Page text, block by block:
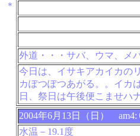
＊
外道・・・サバ、ウマ、メ
今日は、イサキアカイカの
カぽつぽつあがる。。イカ
日、祭日は午後便こませハ
2004年6月13日（日）
水温－19.1度